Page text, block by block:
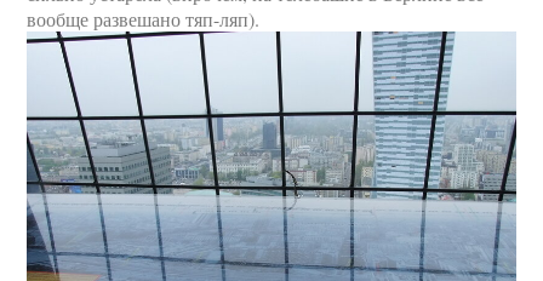
вообще развешано тяп-ляп).